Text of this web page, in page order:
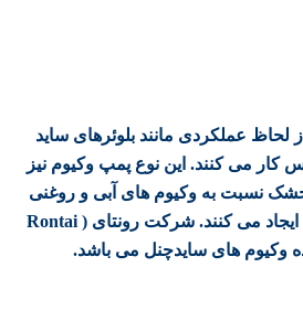
لحاظ عملکردی مانند بلوئرهای ساید
کار می کنند. این نوع پمپ وکیوم نیز
خشک نسبت به وکیوم های آبی و روغنی
ایجاد می کنند. شرکت رونتای ( Rontai
وکیوم های سایدچنل می باشد.